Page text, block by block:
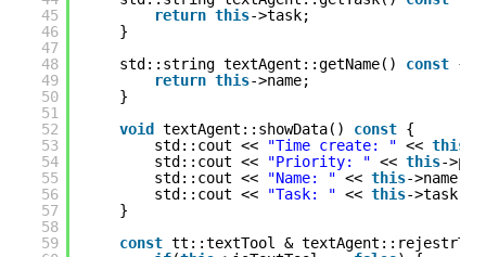
45
46
47
48
49
50
51
52
53
54
55
56
57
58
59
return this->task;
}
std::string textAgent::getName() const {
return this->name;
}
void
textAgent::showData() const {
std::cout <<
"Time create: " << this
std::cout <<
"Priority: " << this-
std::cout <<
"Name: " << this->name
std::cout <<
"Task: " << this->task
}
const tt::textTool &